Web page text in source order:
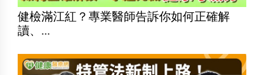
健檢滿江紅？專業醫師告訴你如何正確解
讀、...